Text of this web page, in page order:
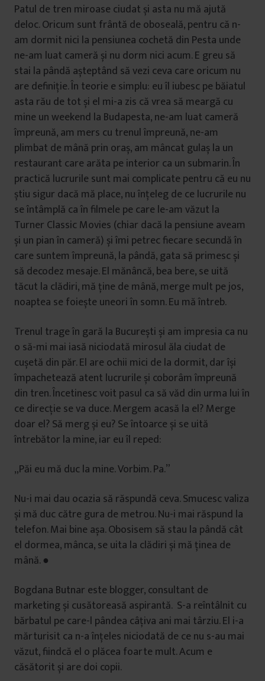
Patul de tren miroase ciudat și asta nu mă ajută
deloc. Oricum sunt frântă de oboseală, pentru că n-
am dormit nici la pensiunea cochetă din Pesta unde
ne-am luat cameră și nu dorm nici acum. E greu să
stai la pândă așteptând să vezi ceva care oricum nu
are definiție. În teorie e simplu: eu îl iubesc pe băiatul
asta rău de tot și el mi-a zis că vrea să meargă cu
mine un weekend la Budapesta, ne-am luat cameră
împreună, am mers cu trenul împreună, ne-am
plimbat de mână prin oraș, am mâncat gulaș la un
restaurant care arăta pe interior ca un submarin. În
practică lucrurile sunt mai complicate pentru că eu nu
știu sigur dacă mă place, nu înțeleg de ce lucrurile nu
se întâmplă ca în filmele pe care le-am văzut la
Turner Classic Movies (chiar dacă la pensiune aveam
și un pian în cameră) și îmi petrec fiecare secundă în
care suntem împreună, la pândă, gata să primesc și
să decodez mesaje. El mănâncă, bea bere, se uită
tăcut la clădiri, mă ține de mână, merge mult pe jos,
noaptea se foiește uneori în somn. Eu mă întreb.
Trenul trage în gară la București și am impresia ca nu
o să-mi mai iasă niciodată mirosul ăla ciudat de
cușetă din păr. El are ochii mici de la dormit, dar își
împachetează atent lucrurile și coborâm împreună
din tren. Încetinesc voit pasul ca să văd din urma lui în
ce direcție se va duce. Mergem acasă la el? Merge
doar el? Să merg și eu? Se întoarce și se uită
întrebător la mine, iar eu îl reped:
„Păi eu mă duc la mine. Vorbim. Pa.”
Nu-i mai dau ocazia să răspundă ceva. Smucesc valiza
și mă duc către gura de metrou. Nu-i mai răspund la
telefon. Mai bine așa. Obosisem să stau la pândă cât
el dormea, mânca, se uita la clădiri și mă ținea de
mână. ●
Bogdana Butnar este blogger, consultant de
marketing și cusătoreasă aspirantă. S-a reîntâlnit cu
bărbatul pe care-l pândea câțiva ani mai târziu. El i-a
mărturisit ca n-a înțeles niciodată de ce nu s-au mai
văzut, fiindcă el o plăcea foarte mult. Acum e
căsătorit și are doi copii.